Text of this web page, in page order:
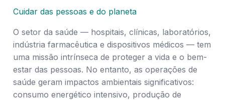
Cuidar das pessoas e do planeta
O setor da saúde — hospitais, clínicas, laboratórios,
indústria farmacêutica e dispositivos médicos — tem
uma missão intrínseca de proteger a vida e o bem-
estar das pessoas. No entanto, as operações de
saúde geram impactos ambientais significativos:
consumo energético intensivo, produção de